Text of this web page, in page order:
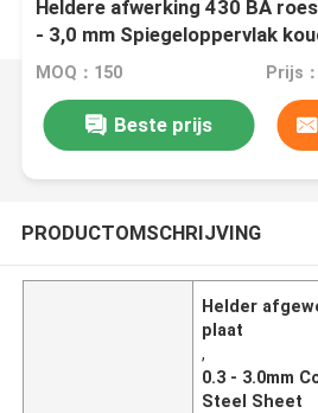
Heldere afwerking 430 BA
- 3,0 mm Spiegeloppervlak
staalplaat
MOQ：150 Prijs
Beste prijs
PRODUCTOMSCHRIJVING
Helder
plaat
,
0.3 - 3.0mm
Steel Sheet